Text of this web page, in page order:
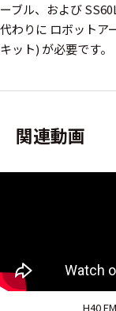
698
件
の
品
示
す
ーブル、および
代わりに ロボットア
キット) が必要です。
関連動画
H40